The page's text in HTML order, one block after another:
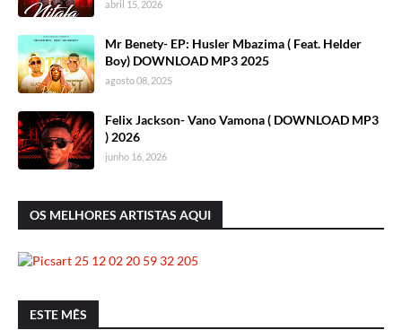
abril 15, 2026
Mr Benety- EP: Husler Mbazima ( Feat. Helder
Boy) DOWNLOAD MP3 2025
agosto 08, 2025
Felix Jackson- Vano Vamona ( DOWNLOAD MP3
) 2026
junho 16, 2026
OS MELHORES ARTISTAS AQUI
ESTE MÊS